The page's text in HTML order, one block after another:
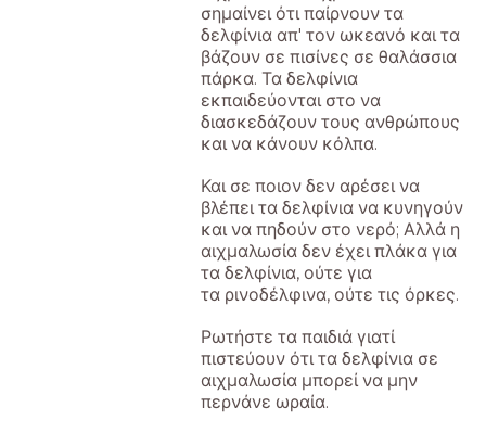
σημαίνει ότι παίρνουν τα
δελφίνια απ' τον ωκεανό και τα
βάζουν σε πισίνες σε θαλάσσια
πάρκα. Τα δελφίνια
εκπαιδεύονται στο να
διασκεδάζουν τους ανθρώπους
και να κάνουν κόλπα.
Και σε ποιον δεν αρέσει να
βλέπει τα δελφίνια να κυνηγούν
και να πηδούν στο νερό; Αλλά η
αιχμαλωσία δεν έχει πλάκα για
τα δελφίνια, ούτε για
τα ρινοδέλφινα, ούτε τις όρκες.
Ρωτήστε τα παιδιά γιατί
πιστεύουν ότι τα δελφίνια σε
αιχμαλωσία μπορεί να μην
περνάνε ωραία.